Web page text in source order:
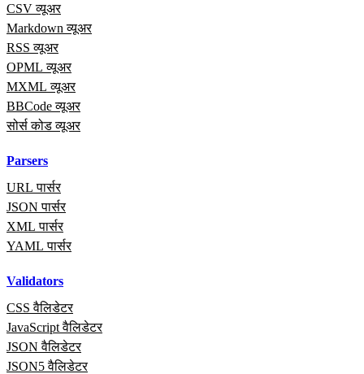
CSV व्यूअर
Markdown व्यूअर
RSS व्यूअर
OPML व्यूअर
MXML व्यूअर
BBCode व्यूअर
सोर्स कोड व्यूअर
Parsers
URL पार्सर
JSON पार्सर
XML पार्सर
YAML पार्सर
Validators
CSS वैलिडेटर
JavaScript वैलिडेटर
JSON वैलिडेटर
JSON5 वैलिडेटर